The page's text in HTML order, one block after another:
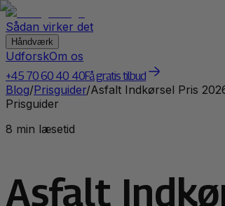
Sådan virker det
Håndværk
UdforskOm os
+45 70 60 40 40Få gratis tilbud
Blog/Prisguider/Asfalt Indkørsel Pris
Prisguider
8 min læsetid
Asfalt